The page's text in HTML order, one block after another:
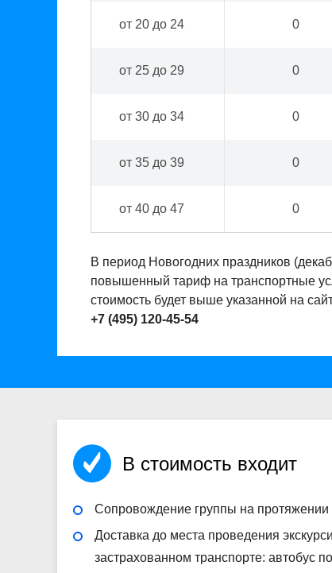
от 20 до 24 0
от 25 до 29 0
от 30 до 34 0
от 35 до 39 0
от 40 до 47 0
В период Новогодних праздников
повышенный тариф на транспортные
стоимость будет выше указанной на
+7 (495) 120-45-54
В стоимость входит
Сопровождение группы на протяжении
Доставка до места проведения
застрахованном транспорте: автобус